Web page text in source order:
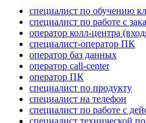
специалист по обучению
специалист по работе с
оператор колл-центра
специалист-оператор ПК
оператор баз данных
оператор call-center
оператор ПК
специалист по продукту
специалист на телефон
специалист по работе с